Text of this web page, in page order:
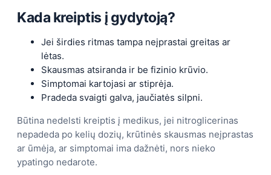
Kada kreiptis į gydytoją?
Jei širdies ritmas tampa neįprastai greitas ar
lėtas.
Skausmas atsiranda ir be fizinio krūvio.
Simptomai kartojasi ar stiprėja.
Pradeda svaigti galva, jaučiatės silpni.
Būtina nedelsti kreiptis į medikus, jei nitroglicerinas
nepadeda po kelių dozių, krūtinės skausmas neįprastas
ar ūmėja, ar simptomai ima dažnėti, nors nieko
ypatingo nedarote.